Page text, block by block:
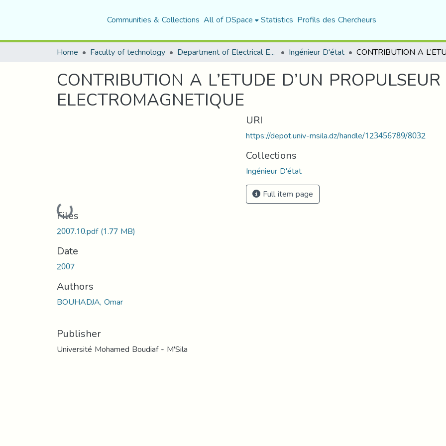
Communities & Collections All of DSpace Statistics Profils des Chercheurs
Home Faculty of technology Department of Electrical Engineering Ingénieur D'état
CONTRIBUTION A L’ETUDE D’UN PROPULSEUR
ELECTROMAGNETIQUE
Loading...
Files
2007.10.pdf(1.77 MB)
Date
2007
Authors
BOUHADJA, Omar
Publisher
Université Mohamed Boudiaf - M'Sila
URI
https://depot.univ-msila.dz/handle/123456789/8032
Collections
Ingénieur D'état
Full item page